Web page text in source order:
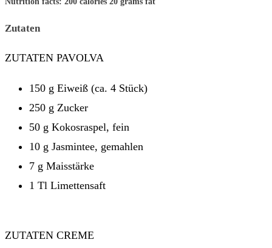
Zutaten
ZUTATEN PAVOLVA
150 g Eiweiß (ca. 4 Stück)
250 g Zucker
50 g Kokosraspel, fein
10 g Jasmintee, gemahlen
7 g Maisstärke
1 Tl Limettensaft
ZUTATEN CREME